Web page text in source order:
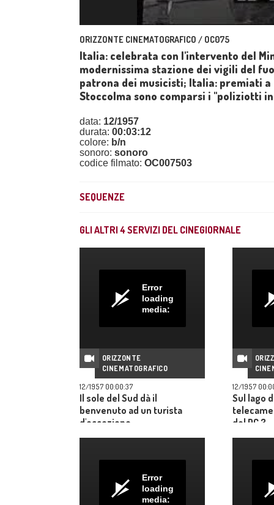
ORIZZONTE CINEMATOGRAFICO / OC075
Italia: celebrata con l'intervento del
modernissima stazione dei vigili del
patrona dei musicisti; Italia: premiati a
Stoccolma sono comparsi i "poliziotti
data: 12/1957
durata: 00:03:12
colore: b/n
sonoro: sonoro
codice filmato: OC007503
SEQUENZE
GLI ALTRI 4SERVIZI DEL CINEGIORNALE
Error
loading
media:
ORIZZONTE
CINEMATOGRAFICO
12/1957 00:00:37
Il sole del Sud dà il
benvenuto ad un turista
d'eccezione
12/1957
Sul lago
del DC 3
Error
loading
media: